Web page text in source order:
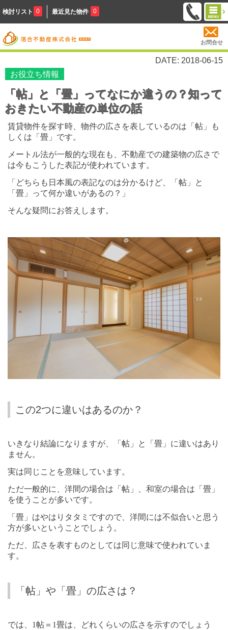
検討リスト 0 最近見た物件 0
お問合せ
DATE: 2018-06-15
お役立ち情報
「帖」と「畳」ってなにか違うの？知って
おきたい不動産の単位の話
賃貸物件を探す時、物件の広さを表しているのは「帖」も
しくは「畳」です。
メートル法が一般的な現在も、不動産での建築物の広さで
は今もこうした表記が使われています。
「どちらも日本風の表記なのは分かるけど、「帖」と
「畳」って何か違いがあるの？」
そんな疑問にお答えします。
この2つに違いはあるのか？
いきなり結論になりますが、「帖」と「畳」に違いはあり
ません。
実は同じことを意味しています。
ただ一般的に、洋間の場合は「帖」、和室の場合は「畳」
を使うことが多いです。
「畳」はやはりタタミですので、洋間には不似合いと思う
方が多いということでしょう。
ただ、広さを表すものとしては同じ意味で使われていま
す。
「帖」や「畳」の広さは？
では、 1帖＝ 1畳は、どれくらいの広さを示すのでしょう